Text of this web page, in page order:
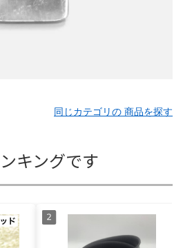
同じカテゴリの 商品を探す
キングです